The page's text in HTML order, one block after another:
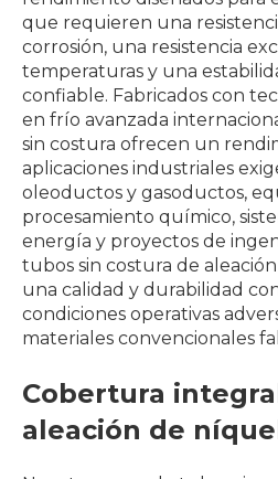
que requieren una
corrosión, una resistencia
temperaturas y una
confiable. Fabricados con
en frío avanzada
sin costura ofrecen un
aplicaciones industriales
oleoductos y gasoductos,
procesamiento químico,
energía y proyectos de
tubos sin costura de
una calidad y durabilidad
condiciones operativas
materiales convencionales
Cobertura
aleación de